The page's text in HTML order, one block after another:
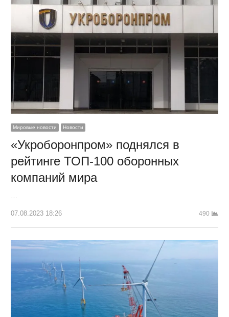
Мировые новости Новости
«Укроборонпром» поднялся в
рейтинге ТОП-100 оборонных
компаний мира
…
07.08.2023 18:26 490